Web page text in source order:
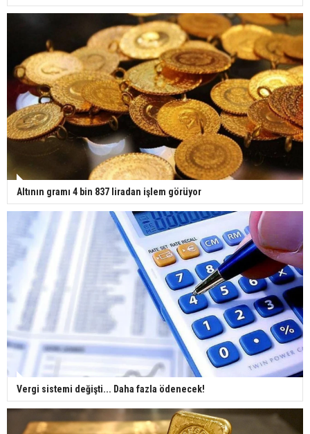
Altının gramı 4 bin 837 liradan işlem görüyor
Vergi sistemi değişti... Daha fazla ödenecek!